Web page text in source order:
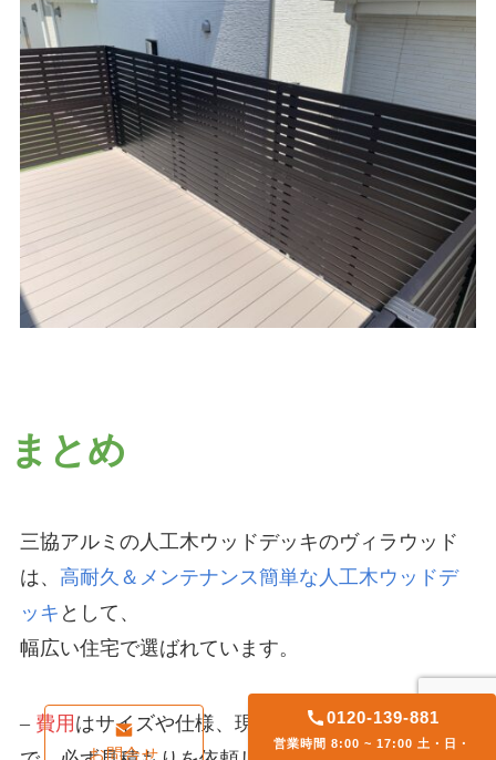
まとめ
三協アルミの人工木ウッドデッキのヴィラウッド
は、 高耐久＆メンテナンス簡単な人工木ウッドデ
ッキ として、
幅広い住宅で選ばれています。
– 費用 はサイズや仕様、現場状況によって変わるの
お問合せ
0120-139-881
営業時間 8:00 ~ 17:00 土・日・